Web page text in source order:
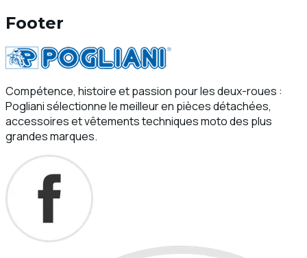
Footer
Compétence, histoire et passion pour les deux-roues :
Pogliani sélectionne le meilleur en pièces détachées,
accessoires et vêtements techniques moto des plus
grandes marques.